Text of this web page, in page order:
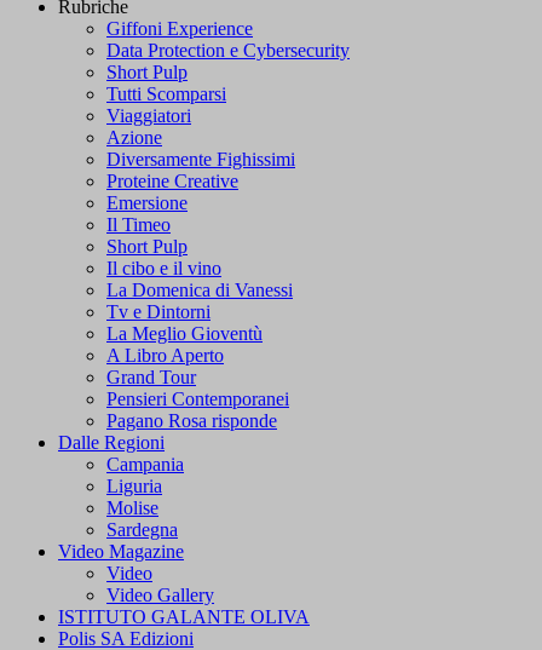
Rubriche
Giffoni Experience
Data Protection e Cybersecurity
Short Pulp
Tutti Scomparsi
Viaggiatori
Azione
Diversamente Fighissimi
Proteine Creative
Emersione
Il Timeo
Short Pulp
Il cibo e il vino
La Domenica di Vanessi
Tv e Dintorni
La Meglio Gioventù
A Libro Aperto
Grand Tour
Pensieri Contemporanei
Pagano Rosa risponde
Dalle Regioni
Campania
Liguria
Molise
Sardegna
Video Magazine
Video
Video Gallery
ISTITUTO GALANTE OLIVA
Polis SA Edizioni